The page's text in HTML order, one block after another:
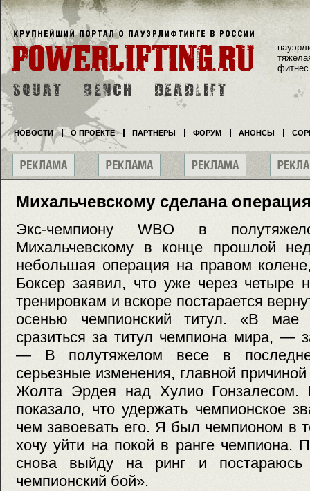
Михальчевскому сделана
Экс-чемпиону WBO в
Михальчевскому в конце прошлой
небольшая операция на правом
Боксер заявил, что уже через четыре
тренировкам и вскоре постарается
осенью чемпионский титул. «В
сразиться за титул чемпиона мира, —
— В полутяжелом весе в
серьезные изменения, главной
Жолта Эрдея над Хулио Гонзалесом.
показало, что удержать чемпионское
чем завоевать его. Я был чемпионом в
хочу уйти на покой в ранге чемпиона.
снова выйду на ринг и постараюсь
чемпионский бой».
фитнес
НОВОСТИ О ПРОЕКТЕ ПАРТНЕРЫ ФОРУМ АНОНСЫ